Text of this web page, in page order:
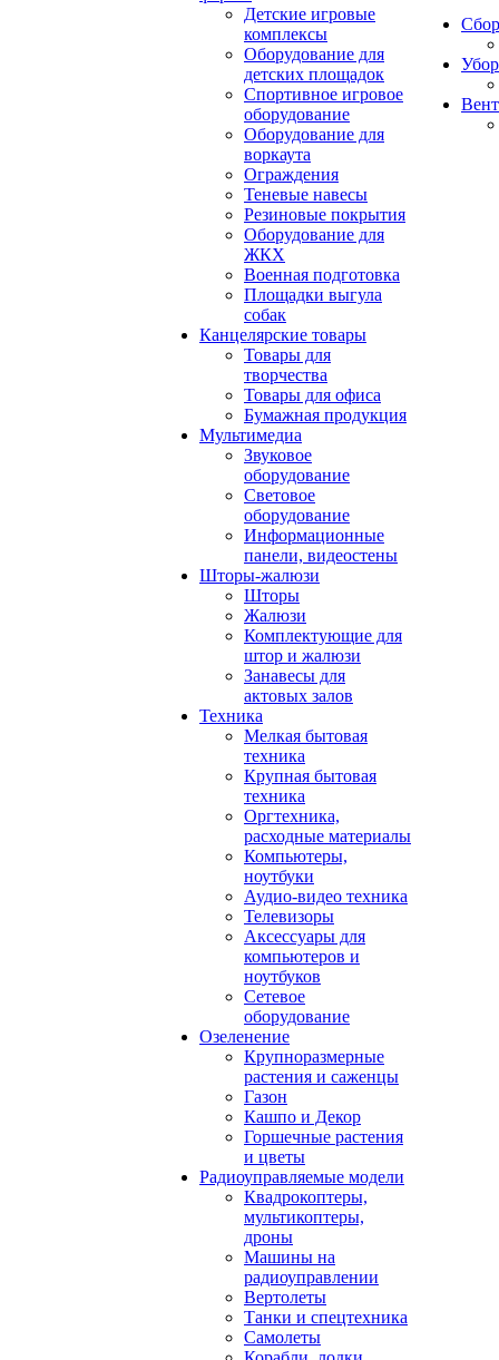
Детские игровые
комплексы
Оборудование для
детских площадок
Спортивное игровое
оборудование
Оборудование для
воркаута
Ограждения
Теневые навесы
Резиновые покрытия
Оборудование для
ЖКХ
Военная подготовка
Площадки выгула
собак
Канцелярские товары
Товары для
творчества
Товары для офиса
Бумажная продукция
Мультимедиа
Звуковое
оборудование
Световое
оборудование
Информационные
панели, видеостены
Шторы-жалюзи
Шторы
Жалюзи
Комплектующие для
штор и жалюзи
Занавесы для
актовых залов
Техника
Мелкая бытовая
техника
Крупная бытовая
техника
Оргтехника,
расходные материалы
Компьютеры,
ноутбуки
Аудио-видео техника
Телевизоры
Аксессуары для
компьютеров и
ноутбуков
Сетевое
оборудование
Озеленение
Крупноразмерные
растения и саженцы
Газон
Кашпо и Декор
Горшечные растения
и цветы
Радиоуправляемые модели
Квадрокоптеры,
мультикоптеры,
дроны
Машины на
радиоуправлении
Вертолеты
Танки и спецтехника
Самолеты